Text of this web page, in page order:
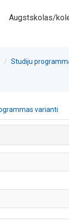
Augstskolas/
Studiju
varianti